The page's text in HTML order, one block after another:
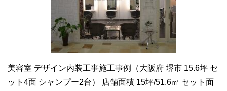
美容室 デザイン内装工事施工事例（大阪府 堺市 15.6坪 セ
ット4面 シャンプー2台） 店舗面積 15坪/51.6㎡ セット面